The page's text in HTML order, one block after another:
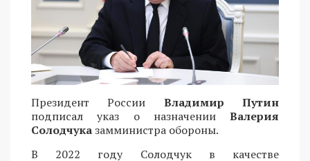
Президент России Владимир Путин
подписал указ о назначенииВалерия
Солодчуказамминистра обороны.
В 2022 году Солодчук в качестве